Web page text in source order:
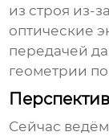
из строя из-
оптические
передачей
геометрии
Сейчас